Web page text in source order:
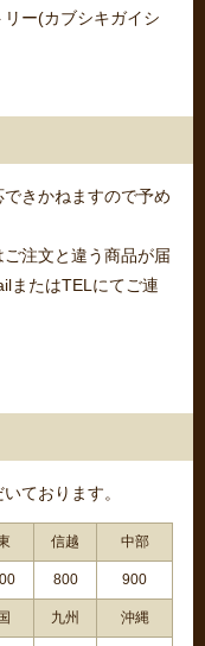
ー(カブシキガイシ
きかねますので予め
注文と違う商品が届
またはTELにてご連
ております。
信越 中部
800 900
九州 沖縄